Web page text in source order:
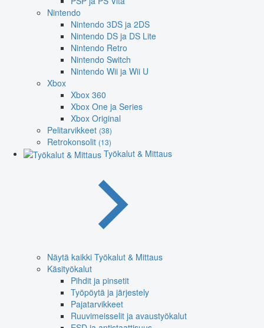
Nintendo
Nintendo 3DS ja 2DS
Nintendo DS ja DS Lite
Nintendo Retro
Nintendo Switch
Nintendo Wii ja Wii U
Xbox
Xbox 360
Xbox One ja Series
Xbox Original
Pelitarvikkeet (38)
Retrokonsolit (13)
Työkalut & Mittaus
Näytä kaikki Työkalut & Mittaus
Käsityökalut
Pihdit ja pinsetit
Työpöytä ja järjestely
Pajatarvikkeet
Ruuvimeisselit ja avaustyökalut